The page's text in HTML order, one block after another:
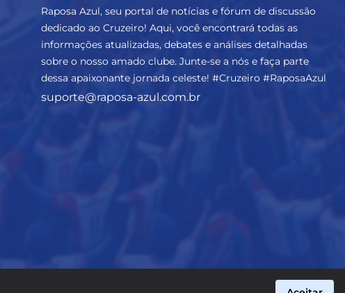
Raposa Azul, seu portal de notícias e fórum de discussão
dedicado ao Cruzeiro! Aqui, você encontrará todas as
informações atualizadas, debates e análises detalhadas
sobre o nosso amado clube. Junte-se a nós e faça parte
dessa apaixonante jornada celeste! #Cruzeiro #RaposaAzul
suporte@raposa-azul.com.br